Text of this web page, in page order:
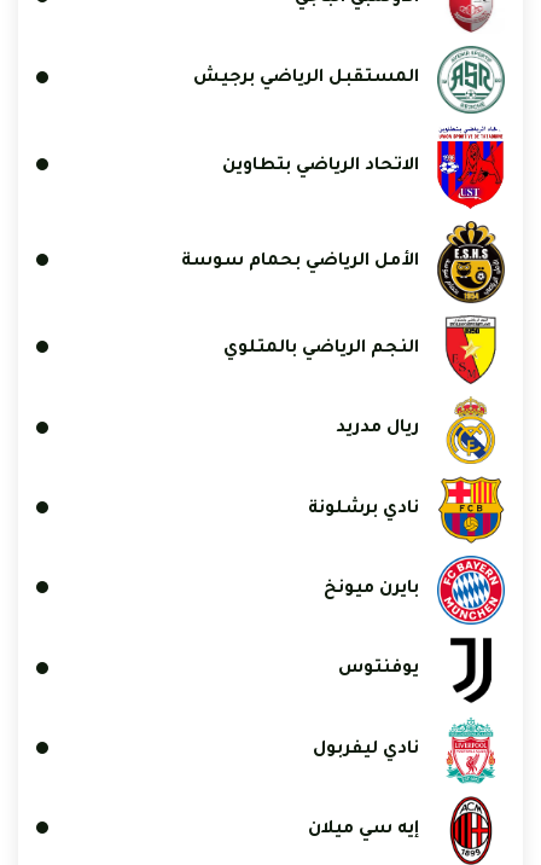
المستقبل الرياضي برجيش
الاتحاد الرياضي بتطاوين
الأمل الرياضي بحمام سوسة
النجم الرياضي بالمتلوي
ريال مدريد
نادي برشلونة
بايرن ميونخ
يوفنتوس
نادي ليفربول
إيه سي ميلان